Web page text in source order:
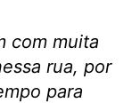
com muita
rua, por
para